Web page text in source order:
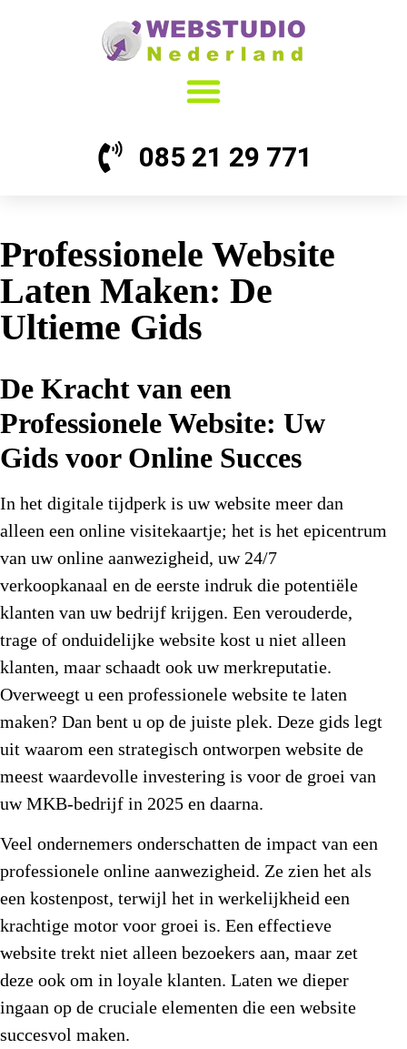
085 21 29 771
Professionele Website
Laten Maken: De
Ultieme Gids
De Kracht van een
Professionele Website: Uw
Gids voor Online Succes
In het digitale tijdperk is uw website meer dan
alleen een online visitekaartje; het is het epicentrum
van uw online aanwezigheid, uw 24/7
verkoopkanaal en de eerste indruk die potentiële
klanten van uw bedrijf krijgen. Een verouderde,
trage of onduidelijke website kost u niet alleen
klanten, maar schaadt ook uw merkreputatie.
Overweegt u een professionele website te laten
maken? Dan bent u op de juiste plek. Deze gids legt
uit waarom een strategisch ontworpen website de
meest waardevolle investering is voor de groei van
uw MKB-bedrijf in 2025 en daarna.
Veel ondernemers onderschatten de impact van een
professionele online aanwezigheid. Ze zien het als
een kostenpost, terwijl het in werkelijkheid een
krachtige motor voor groei is. Een effectieve
website trekt niet alleen bezoekers aan, maar zet
deze ook om in loyale klanten. Laten we dieper
ingaan op de cruciale elementen die een website
succesvol maken.